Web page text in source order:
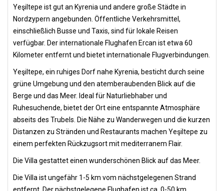
Yeşiltepe ist gut an Kyrenia und andere große Städte in
Nordzypern angebunden. Öffentliche Verkehrsmittel,
einschließlich Busse und Taxis, sind für lokale Reisen
verfügbar. Der internationale Flughafen Ercan ist etwa 60
Kilometer entfernt und bietet internationale Flugverbindungen.
Yeşiltepe, ein ruhiges Dorf nahe Kyrenia, besticht durch seine
grüne Umgebung und den atemberaubenden Blick auf die
Berge und das Meer. Ideal für Naturliebhaber und
Ruhesuchende, bietet der Ort eine entspannte Atmosphäre
abseits des Trubels. Die Nähe zu Wanderwegen und die kurzen
Distanzen zu Stränden und Restaurants machen Yeşiltepe zu
einem perfekten Rückzugsort mit mediterranem Flair.
Die Villa gestattet einen wunderschönen Blick auf das Meer.
Die Villa ist ungefähr 1-5 km vom nächstgelegenen Strand